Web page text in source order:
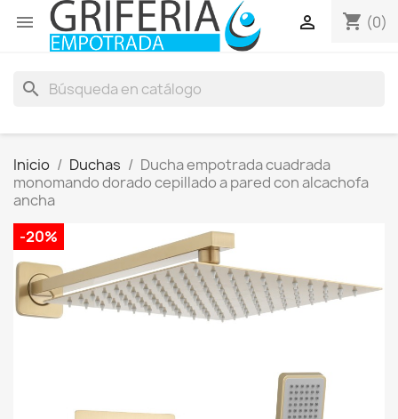
 shopping_cart (0)

search
Inicio Duchas
Ducha empotrada cuadrada
monomando dorado cepillado a pared con alcachofa
ancha
-20%